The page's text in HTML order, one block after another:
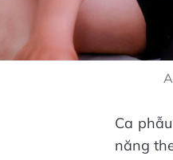
Ca
năng